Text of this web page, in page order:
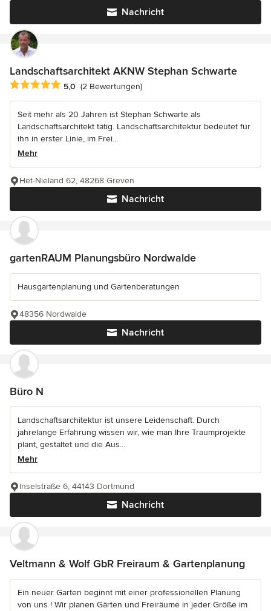
Nachricht
Landschaftsarchitekt AKNW Stephan Schwarte
Durchschnittliche Bewertung: 5 von 5 Sternen
5,0 (2 Bewertungen)
Seit mehr als 20 Jahren ist Stephan Schwarte als
Landschaftsarchitekt tätig. Landschaftsarchitektur bedeutet für
ihn in erster Linie, im Frei...
Mehr
Nachricht
Het-Nieland 62, 48268 Greven
gartenRAUM Planungsbüro Nordwalde
Hausgartenplanung und Gartenberatungen
Nachricht
48356 Nordwalde
Büro N
Landschaftsarchitektur ist unsere Leidenschaft. Durch
jahrelange Erfahrung wissen wir, wie man Ihre Traumprojekte
plant, gestaltet und die Aus...
Mehr
Nachricht
Inselstraße 6, 44143 Dortmund
Veltmann & Wolf GbR Freiraum & Gartenplanung
Ein neuer Garten beginnt mit einer professionellen Planung
von uns ! Wir planen Gärten und Freiräume in jeder Größe im